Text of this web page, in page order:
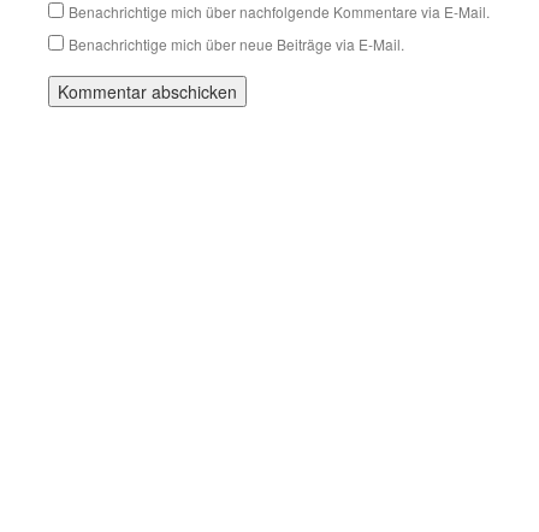
Benachrichtige mich über nachfolgende Kommentare via E-Mail.
Benachrichtige mich über neue Beiträge via E-Mail.